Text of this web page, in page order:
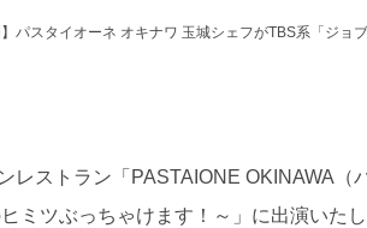
】パスタイオーネ オキナワ 玉城シェフがTBS系「ジョ
レストラン「PASTAIONE OKINAWA
ミツぶっちゃけます！～」に出演いたし